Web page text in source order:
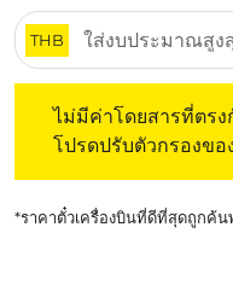
THB
ไม่มีค่าโดยสารที่ตร
โปรดปรับตัวกรองข
*ราคาตั๋วเครื่องบินที่ดีที่สุดถูกค้